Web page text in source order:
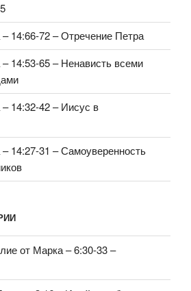
14:66-72 – Отречение Петра
14:53-65 – Ненависть всеми
14:32-42 – Иисус в
14:27-31 – Самоуверенность
от Марка – 6:30-33 –